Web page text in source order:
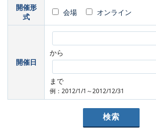
開催形
式
会場 オンライン
開催日
から
まで
例：2012/1/1～2012/12/31